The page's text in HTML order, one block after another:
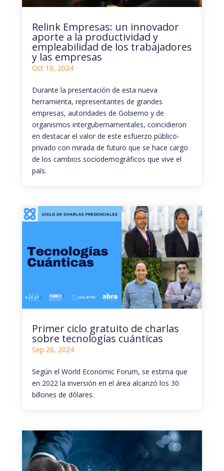
Relink Empresas: un innovador
aporte a la productividad y
empleabilidad de los trabajadores
y las empresas
Oct 10, 2024
Durante la presentación de esta nueva
herramienta, representantes de grandes
empresas, autoridades de Gobierno y de
organismos intergubernamentales, coincidieron
en destacar el valor de este esfuerzo público-
privado con mirada de futuro que se hace cargo
de los cambios sociodemográficos que vive el
país.
Primer ciclo gratuito de charlas
sobre tecnologías cuánticas
Sep 26, 2024
Según el World Economic Forum, se estima que
en 2022 la inversión en el área alcanzó los 30
billones de dólares.